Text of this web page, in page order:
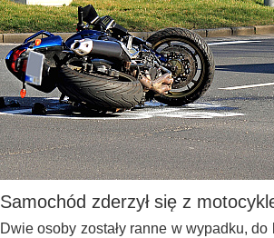
Samochód zderzył się z
Dwie osoby zostały ranne w wypadku,